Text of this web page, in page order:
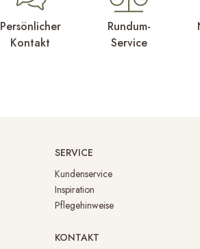
Persönlicher
Kontakt
Rundum-
Service
SERVICE
Kundenservice
Inspiration
Pflegehinweise
KONTAKT